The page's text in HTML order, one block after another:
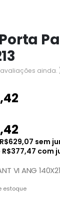
ainda.
R$629,07 sem
R$377,47 com
VI ANG
estoque